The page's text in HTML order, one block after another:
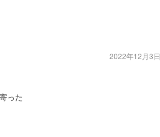
った
2022年12月3日